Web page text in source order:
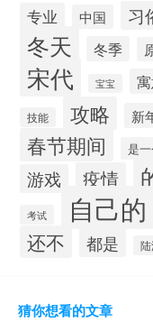
专业 中国 习
冬天 冬季
宋代 宝宝
技能 攻略 新
春节期间 是
游戏 疫情
考试 自己的
还不 都是
猜你想看的文章